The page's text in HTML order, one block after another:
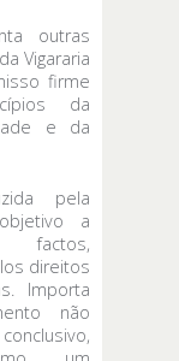
outras
Vigararia
firme
da
e da
pela
a
factos,
direitos
Importa
não